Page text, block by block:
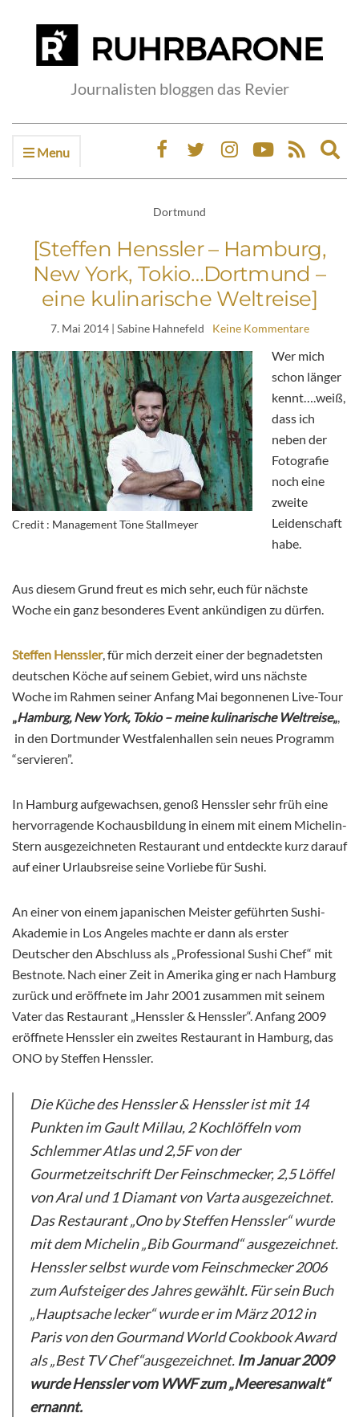
Journalisten bloggen das Revier
Menu
Dortmund
[Steffen Henssler – Hamburg,
New York, Tokio…Dortmund –
eine kulinarische Weltreise]
7. Mai 2014| Sabine Hahnefeld Keine Kommentare
Credit : Management Töne Stallmeyer
Wer mich
schon länger
kennt….weiß,
dass ich
neben der
Fotografie
noch eine
zweite
Leidenschaft
habe.
Aus diesem Grund freut es mich sehr, euch für nächste
Woche ein ganz besonderes Event ankündigen zu dürfen.
Steffen Henssler, für mich derzeit einer der begnadetsten
deutschen Köche auf seinem Gebiet, wird uns nächste
Woche im Rahmen seiner Anfang Mai begonnenen Live-Tour
„Hamburg, New York, Tokio – meine kulinarische Weltreise„,
in den Dortmunder Westfalenhallen sein neues Programm
“servieren”.
In Hamburg aufgewachsen, genoß Henssler sehr früh eine
hervorragende Kochausbildung in einem mit einem Michelin-
Stern ausgezeichneten Restaurant und entdeckte kurz darauf
auf einer Urlaubsreise seine Vorliebe für Sushi.
An einer von einem japanischen Meister geführten Sushi-
Akademie in Los Angeles machte er dann als erster
Deutscher den Abschluss als „Professional Sushi Chef“ mit
Bestnote. Nach einer Zeit in Amerika ging er nach Hamburg
zurück und eröffnete im Jahr 2001 zusammen mit seinem
Vater das Restaurant „Henssler & Henssler“. Anfang 2009
eröffnete Henssler ein zweites Restaurant in Hamburg, das
ONO by Steffen Henssler.
Die Küche des Henssler & Henssler ist mit 14
Punkten im Gault Millau, 2 Kochlöffeln vom
Schlemmer Atlas und 2,5F von der
Gourmetzeitschrift Der Feinschmecker, 2,5 Löffel
von Aral und 1 Diamant von Varta ausgezeichnet.
Das Restaurant „Ono by Steffen Henssler“ wurde
mit dem Michelin „Bib Gourmand“ ausgezeichnet.
Henssler selbst wurde vom Feinschmecker 2006
zum Aufsteiger des Jahres gewählt. Für sein Buch
„Hauptsache lecker“ wurde er im März 2012 in
Paris von den Gourmand World Cookbook Award
als „Best TV Chef“ausgezeichnet. Im Januar 2009
wurde Henssler vom WWF zum „Meeresanwalt“
ernannt.